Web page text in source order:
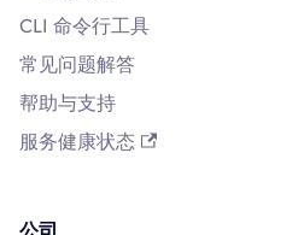
CLI 命令行工具
常见问题解答
帮助与支持
服务健康状态